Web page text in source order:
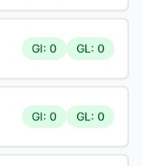
GI: 0 GL: 0
GI: 0 GL: 0